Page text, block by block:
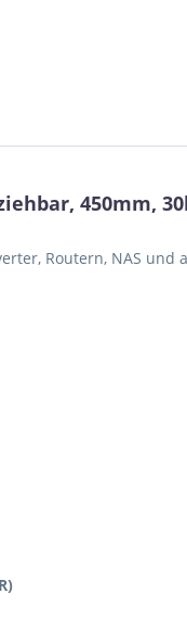
450mm,
Routern, NAS und